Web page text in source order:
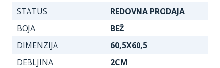
STATUS
REDOVNA PRODAJA
BOJA
BEŽ
DIMENZIJA
60,5X60,5
DEBLJINA
2CM